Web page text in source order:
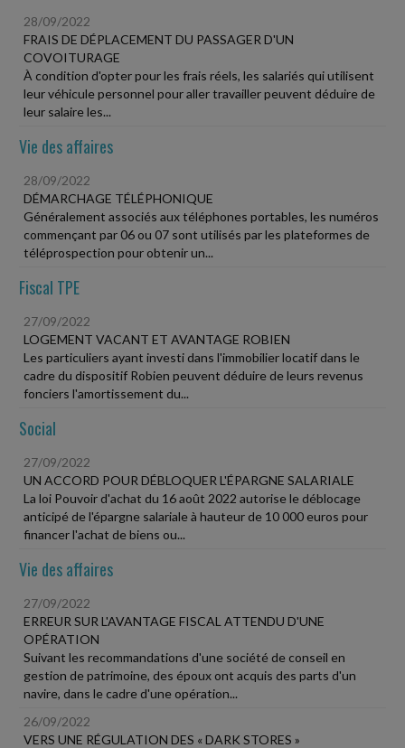
28/09/2022
FRAIS DE DÉPLACEMENT DU PASSAGER D'UN
COVOITURAGE
À condition d'opter pour les frais réels, les salariés qui utilisent
leur véhicule personnel pour aller travailler peuvent déduire de
leur salaire les...
Vie des affaires
28/09/2022
DÉMARCHAGE TÉLÉPHONIQUE
Généralement associés aux téléphones portables, les numéros
commençant par 06 ou 07 sont utilisés par les plateformes de
téléprospection pour obtenir un...
Fiscal TPE
27/09/2022
LOGEMENT VACANT ET AVANTAGE ROBIEN
Les particuliers ayant investi dans l'immobilier locatif dans le
cadre du dispositif Robien peuvent déduire de leurs revenus
fonciers l'amortissement du...
Social
27/09/2022
UN ACCORD POUR DÉBLOQUER L'ÉPARGNE SALARIALE
La loi Pouvoir d'achat du 16 août 2022 autorise le déblocage
anticipé de l'épargne salariale à hauteur de 10 000 euros pour
financer l'achat de biens ou...
Vie des affaires
27/09/2022
ERREUR SUR L'AVANTAGE FISCAL ATTENDU D'UNE
OPÉRATION
Suivant les recommandations d'une société de conseil en
gestion de patrimoine, des époux ont acquis des parts d'un
navire, dans le cadre d'une opération...
26/09/2022
VERS UNE RÉGULATION DES « DARK STORES »